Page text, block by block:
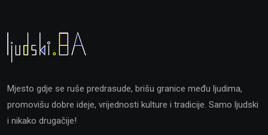
Mjesto gdje se ruše predrasude, brišu granice među ljudima,
promovišu dobre ideje, vrijednosti kulture i tradicije. Samo ljudski
i nikako drugačije!